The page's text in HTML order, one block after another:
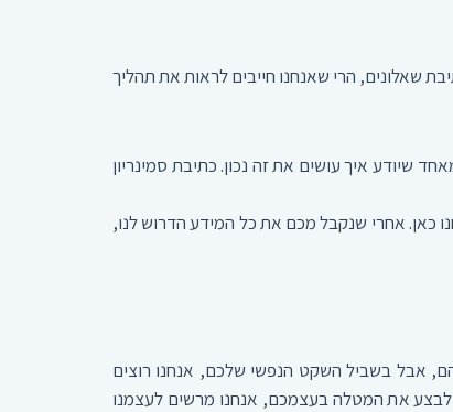
שאלונים, הרי שאנחנו חייבים לראות את תהליך
שיודע איך עושים את זה נכון. כתיבת סמינריון
כאן. אחרי שנקבל מכם את כל המידע הדרוש לנו,
אבל בשביל השקט הנפשי שלכם, אנחנו רוצים
לבצע את המטלה בעצמכם, אנחנו מרשים לעצמנו